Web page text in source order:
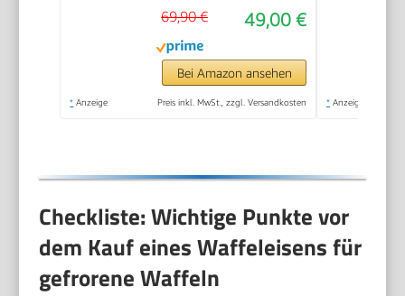
Aufbewahrung,
benutzerfreundlich,
Schwarz/Edelstahl,
FDK261
49,00 €
69,90 €
Bei Amazon ansehen
* Anzeige Preis inkl. MwSt., zzgl. Versandkosten * Anzeige
Checkliste: Wichtige Punkte vor
dem Kauf eines Waffeleisens für
gefrorene Waffeln